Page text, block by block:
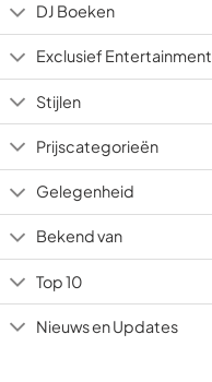
DJ Boeken
Exclusief Entertainment
Stijlen
Prijscategorieën
Gelegenheid
Bekend van
Top 10
Nieuws en Updates